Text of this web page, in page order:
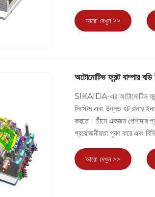
আরো দেখুন >>
অটোমোটিভ ফ্রন্ট বাম্পার
SIKAIDA-এর অটোমোটিভ
সিস্টেম এবং উন্নত হট রানার
করতে। চীনে একজন পেশাদার
প্রয়োজনীয়তা পূরণ করে এবং
আরো দেখুন >>